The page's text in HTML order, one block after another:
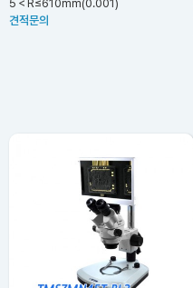
5＜R≤610mm(0.001)
견적문의